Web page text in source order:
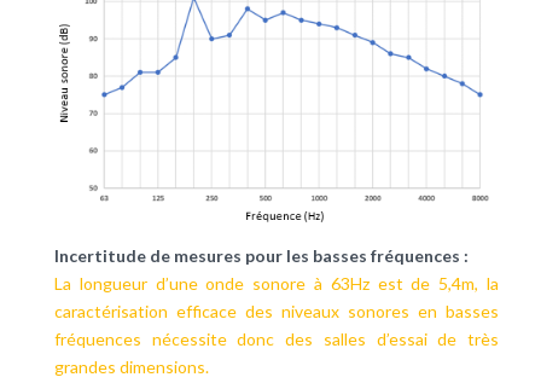
Incertitude de mesures pour les basses fréquences :
La longueur d’une onde sonore à 63Hz est de 5,4m, la
caractérisation efficace des niveaux sonores en basses
fréquences nécessite donc des salles d’essai de très
grandes dimensions.